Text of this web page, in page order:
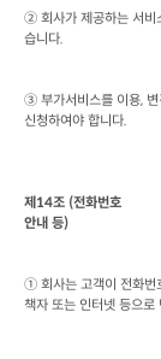
② 회사가 제공하는 서비
습니다.
③ 부가서비스를 이용,
신청하여야 합니다.
제 14조 (전화번호
안내 등)
① 회사는 고객이 전화번
책자 또는 인터넷 등으로